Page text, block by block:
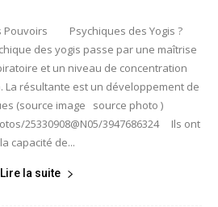
Pouvoirs Psychiques des Yogis ?
des yogis passe par une maîtrise
et un niveau de concentration
La résultante est un développement de
(source image source photo )
25330908@N05/3947686324 Ils ont
la capacité de...
Lire la suite